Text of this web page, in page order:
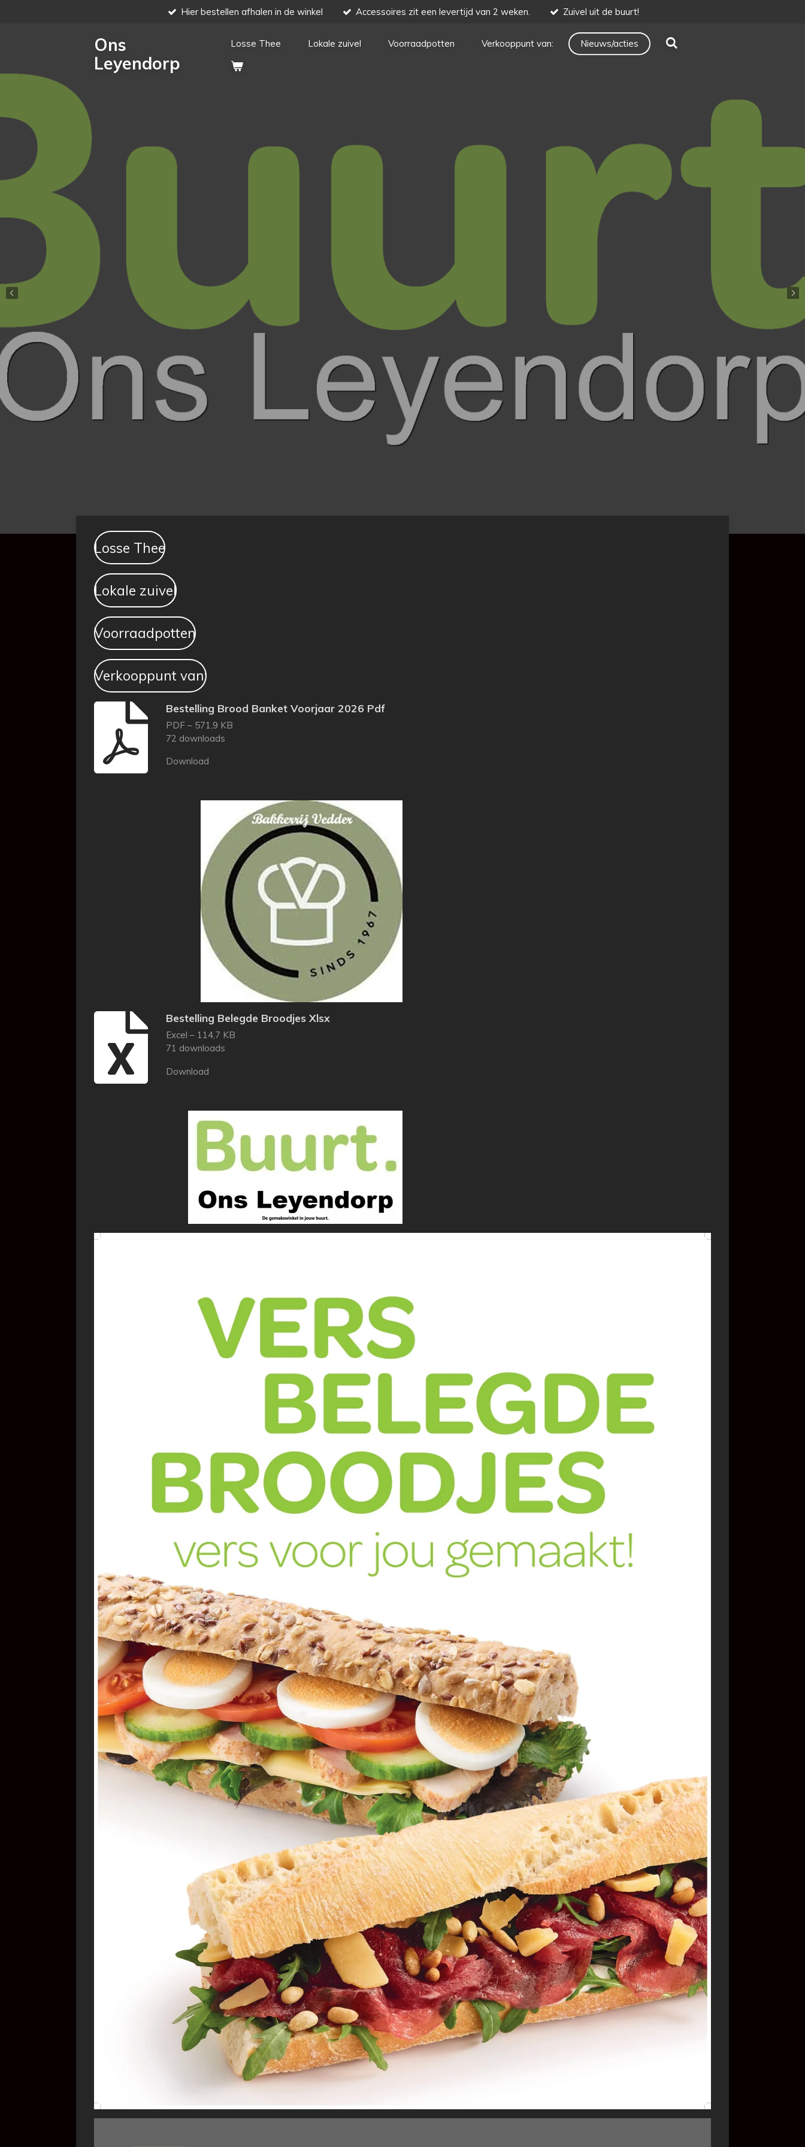
Hier bestellen afhalen in de winkel Accessoires zit een levertijd van 2 weken. Zuivel uit de buurt!
Ons
Leyendorp
Losse Thee Lokale zuivel Voorraadpotten Verkooppunt van: Nieuws/acties
Losse Thee
Lokale zuivel
Voorraadpotten
Verkooppunt van:
Bestelling Brood Banket Voorjaar 2026 Pdf
PDF – 571,9 KB
72 downloads
Download
Bestelling Belegde Broodjes Xlsx
Excel – 114,7 KB
71 downloads
Download